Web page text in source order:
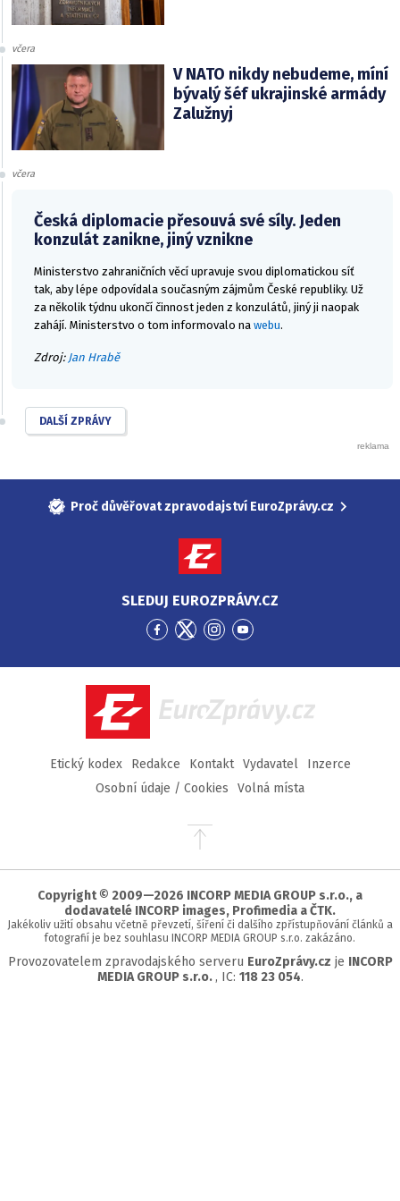
včera
V NATO nikdy nebudeme, míní
bývalý šéf ukrajinské armády
Zalužnyj
včera
Česká diplomacie přesouvá své síly. Jeden
konzulát zanikne, jiný vznikne
Ministerstvo zahraničních věcí upravuje svou diplomatickou síť
tak, aby lépe odpovídala současným zájmům České republiky. Už
za několik týdnu ukončí činnost jeden z konzulátů, jiný ji naopak
zahájí. Ministerstvo o tom informovalo na webu.
Zdroj: Jan Hrabě
DALŠÍ ZPRÁVY
Proč důvěřovat zpravodajství EuroZprávy.cz
SLEDUJ EUROZPRÁVY.CZ
Přejít
Facebook
Přejít
Twitter
Přejít
Instagram
Přejít
YouTube
EuroZprávy.cz
Etický kodex Redakce Kontakt Vydavatel
Inzerce
Osobní údaje / Cookies
Volná místa
Přejít
stránky
Copyright © 2009—2026 INCORP MEDIA GROUP s.r.o., a
dodavatelé INCORP images, Profimedia a ČTK.
Jakékoliv užití obsahu včetně převzetí, šíření či dalšího zpřístupňování článků a
fotografií je bez souhlasu INCORP MEDIA GROUP s.r.o. zakázáno.
Provozovatelem zpravodajského serveru EuroZprávy.cz je INCORP
MEDIA GROUP s.r.o., IC: 118 23 054.